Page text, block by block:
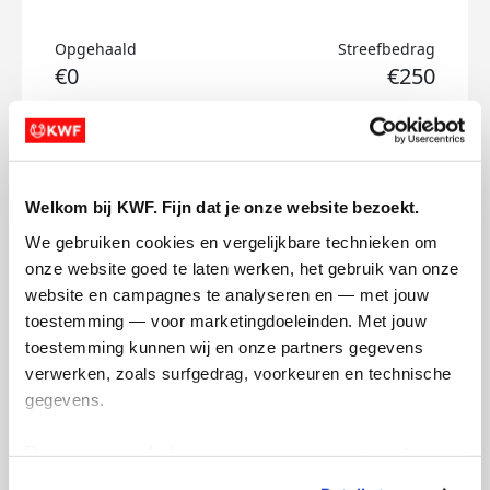
Welkom bij KWF. Fijn dat je onze website bezoekt.
We gebruiken cookies en vergelijkbare technieken om
onze website goed te laten werken, het gebruik van onze
website en campagnes te analyseren en — met jouw
toestemming — voor marketingdoeleinden. Met jouw
toestemming kunnen wij en onze partners gegevens
verwerken, zoals surfgedrag, voorkeuren en technische
gegevens.
Opgehaald
€0
Streefbedrag
€250
Doneer
Megan's badges